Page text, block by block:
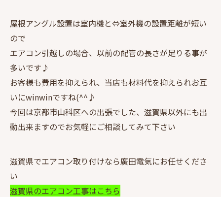
屋根アングル設置は室内機と⇔室外機の設置距離が短い
ので
エアコン引越しの場合、以前の配管の長さが足りる事が
多いです♪
お客様も費用を抑えられ、当店も材料代を抑えられお互
いにwinwinですね(^^♪
今回は京都市山科区への出張でした、滋賀県以外にも出
動出来ますのでお気軽にご相談してみて下さい
滋賀県でエアコン取り付けなら廣田電気にお任せくださ
い
滋賀県のエアコン工事はこちら